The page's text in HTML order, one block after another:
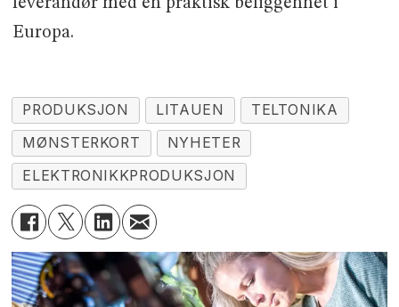
Europa.
PRODUKSJON LITAUEN
TELTONIKA
MØNSTERKORT
NYHETER
ELEKTRONIKKPRODUKSJON